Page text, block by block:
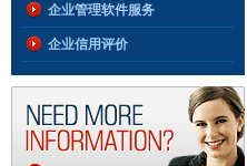
企业管理软件服务
企业信用评价